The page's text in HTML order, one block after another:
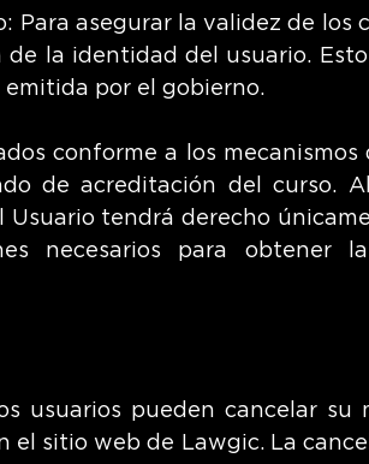
Para asegurar la validez de los
la identidad del usuario.
por el gobierno.
conforme a los mecanismos
de acreditación del curso.
tendrá derecho
necesarios para obtener
usuarios pueden cancelar su
el sitio web de Lawgic. La